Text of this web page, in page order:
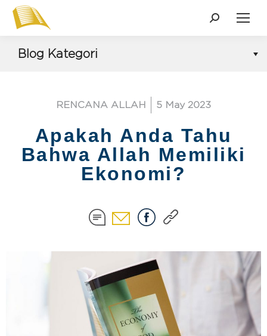
Blog Kategori
RENCANA ALLAH 5 May 2023
Apakah Anda Tahu
Bahwa Allah Memiliki
Ekonomi?